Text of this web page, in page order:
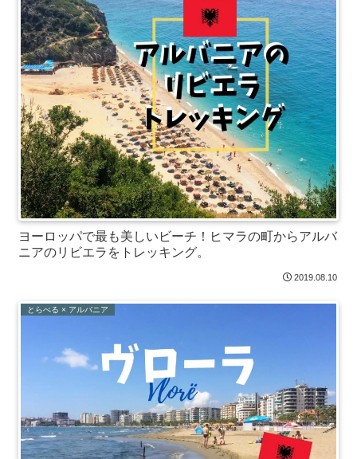
ヨーロッパで最も美しいビーチ！ヒマラの町からアルバ
ニアのリビエラをトレッキング。
2019.08.10
とらべる × アルバニア